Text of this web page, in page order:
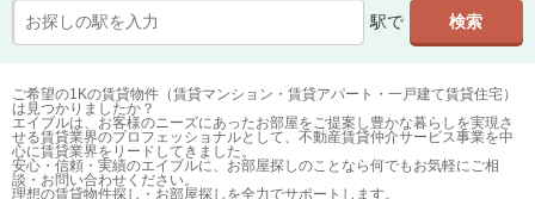
駅で
ご希望の1Kの賃貸物件（賃貸マンション・賃貸アパート・一戸建て賃貸住宅）
は見つかりましたか？
エイブルは、お客様のニーズにあったお部屋をご提案し豊かな暮らしを実現さ
せる賃貸業界のプロフェッショナルとして、不動産賃貸仲介サービス事業を中
心に賃貸業界をリードしてきました。
安心・信頼・実績のエイブルに、お部屋探しのことなら何でもお気軽にご相
談・お問い合わせください。
理想の賃貸物件探し・お部屋探しを全力でサポートします。